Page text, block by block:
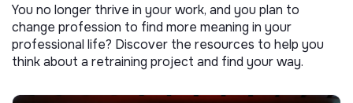
You no longer thrive in your work, and you plan to
change profession to find more meaning in your
professional life? Discover the resources to help you
think about a retraining project and find your way.